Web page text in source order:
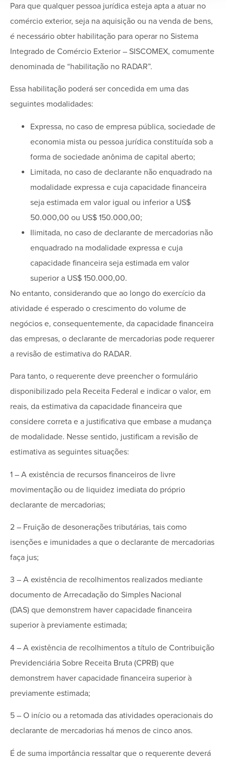
Para que qualquer pessoa jurídica esteja apta a atuar no
comércio exterior, seja na aquisição ou na venda de bens,
é necessário obter habilitação para operar no Sistema
Integrado de Comércio Exterior – SISCOMEX, comumente
denominada de “habilitação no RADAR”.
Essa habilitação poderá ser concedida em uma das
seguintes modalidades:
Expressa, no caso de empresa pública, sociedade de
economia mista ou pessoa jurídica constituída sob a
forma de sociedade anônima de capital aberto;
Limitada, no caso de declarante não enquadrado na
modalidade expressa e cuja capacidade financeira
seja estimada em valor igual ou inferior a US$
50.000,00 ou US$ 150.000,00;
Ilimitada, no caso de declarante de mercadorias não
enquadrado na modalidade expressa e cuja
capacidade financeira seja estimada em valor
superior a US$ 150.000,00.
No entanto, considerando que ao longo do exercício da
atividade é esperado o crescimento do volume de
negócios e, consequentemente, da capacidade financeira
das empresas, o declarante de mercadorias pode requerer
a revisão de estimativa do RADAR.
Para tanto, o requerente deve preencher o formulário
disponibilizado pela Receita Federal e indicar o valor, em
reais, da estimativa da capacidade financeira que
considere correta e a justificativa que embase a mudança
de modalidade. Nesse sentido, justificam a revisão de
estimativa as seguintes situações:
1 – A existência de recursos financeiros de livre
movimentação ou de liquidez imediata do próprio
declarante de mercadorias;
2 – Fruição de desonerações tributárias, tais como
isenções e imunidades a que o declarante de mercadorias
faça jus;
3 – A existência de recolhimentos realizados mediante
documento de Arrecadação do Simples Nacional
(DAS) que demonstrem haver capacidade financeira
superior à previamente estimada;
4 – A existência de recolhimentos a título de Contribuição
Previdenciária Sobre Receita Bruta (CPRB) que
demonstrem haver capacidade financeira superior à
previamente estimada;
5 – O início ou a retomada das atividades operacionais do
declarante de mercadorias há menos de cinco anos.
É de suma importância ressaltar que o requerente deverá